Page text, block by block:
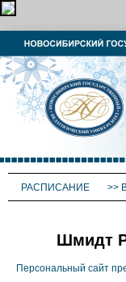
РАСПИСАНИЕ >>
Шмидт
Персональный сайт